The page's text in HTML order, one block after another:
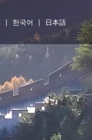
| 한국어 | 日本語